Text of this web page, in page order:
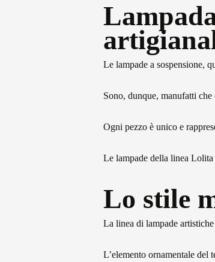
Le lampade a sospensione,
Sono, dunque, manufatti
Ogni pezzo è unico e
Le lampade della linea
Lo stile
La linea di lampade
L’elemento ornamentale del